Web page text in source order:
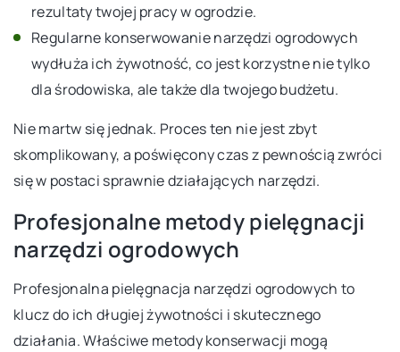
rezultaty twojej pracy w ogrodzie.
Regularne konserwowanie narzędzi ogrodowych
wydłuża ich żywotność, co jest korzystne nie tylko
dla środowiska, ale także dla twojego budżetu.
Nie martw się jednak. Proces ten nie jest zbyt
skomplikowany, a poświęcony czas z pewnością zwróci
się w postaci sprawnie działających narzędzi.
Profesjonalne metody pielęgnacji
narzędzi ogrodowych
Profesjonalna pielęgnacja narzędzi ogrodowych to
klucz do ich długiej żywotności i skutecznego
działania. Właściwe metody konserwacji mogą